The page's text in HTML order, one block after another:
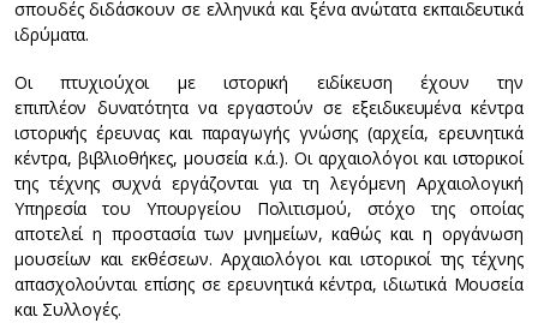
σπουδές διδάσκουν σε ελληνικά και ξένα ανώτατα εκπαιδευτικά
ιδρύματα.
Οι πτυχιούχοι με ιστορική ειδίκευση έχουν την
επιπλέον δυνατότητα να εργαστούν σε εξειδικευμένα κέντρα
ιστορικής έρευνας και παραγωγής γνώσης (αρχεία, ερευνητικά
κέντρα, βιβλιοθήκες, μουσεία κ.ά.). Οι αρχαιολόγοι και ιστορικοί
της τέχνης συχνά εργάζονται για τη λεγόμενη Αρχαιολογική
Υπηρεσία του Υπουργείου Πολιτισμού, στόχο της οποίας
αποτελεί η προστασία των µνηµείων, καθώς και η οργάνωση
µουσείων και εκθέσεων. Αρχαιολόγοι και ιστορικοί της τέχνης
απασχολούνται επίσης σε ερευνητικά κέντρα, ιδιωτικά Μουσεία
και Συλλογές.